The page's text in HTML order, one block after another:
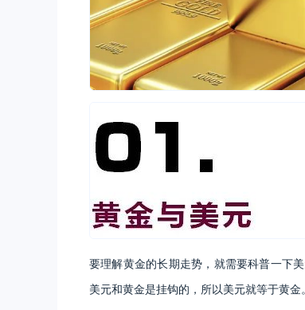
要理解黄金的长期走势，就需要科普一下
美元和黄金是挂钩的，所以美元就等于黄金。